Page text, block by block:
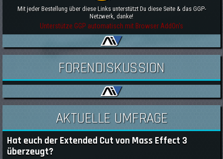
Mit jeder Bestellung über diese Links unterstützt Du diese Seite & das GGP-
Netzwerk, danke!
Unterstütze GGP automatisch mit Browser AddOn's
FORENDISKUSSION
AKTUELLE UMFRAGE
Hat euch der Extended Cut von Mass Effect 3
überzeugt?